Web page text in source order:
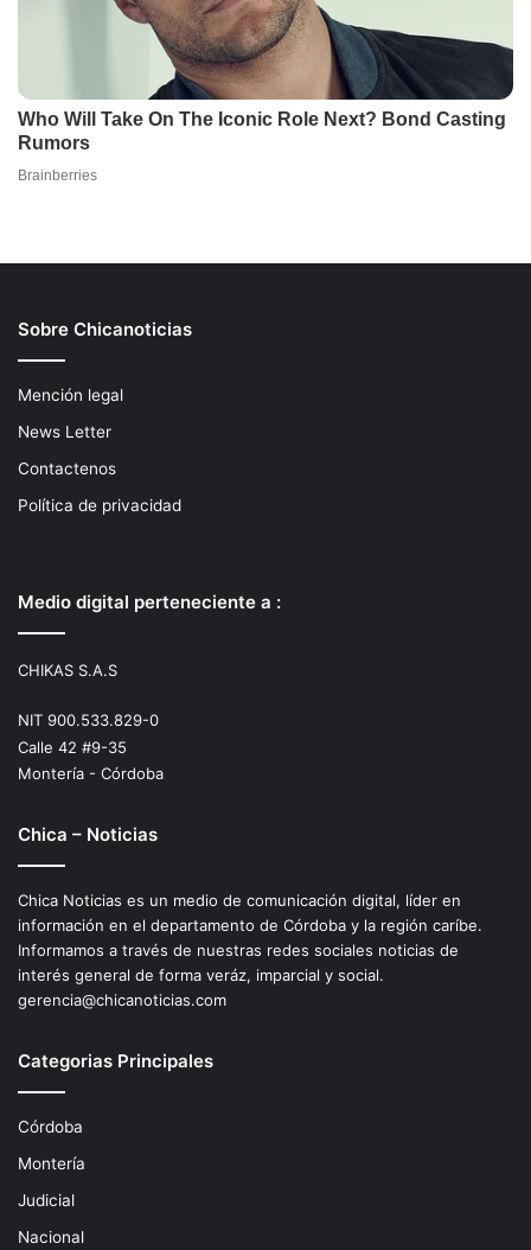
Sobre Chicanoticias
Mención legal
News Letter
Contactenos
Política de privacidad
Medio digital perteneciente a :
CHIKAS S.A.S
NIT 900.533.829-0
Calle 42 #9-35
Montería - Córdoba
Chica – Noticias
Chica Noticias es un medio de comunicación digital, líder en
información en el departamento de Córdoba y la región caríbe.
Informamos a través de nuestras redes sociales noticias de
interés general de forma veráz, imparcial y social.
gerencia@chicanoticias.com
Categorias Principales
Córdoba
Montería
Judicial
Nacional